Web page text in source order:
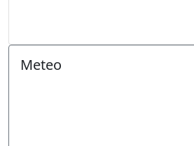
Meteo